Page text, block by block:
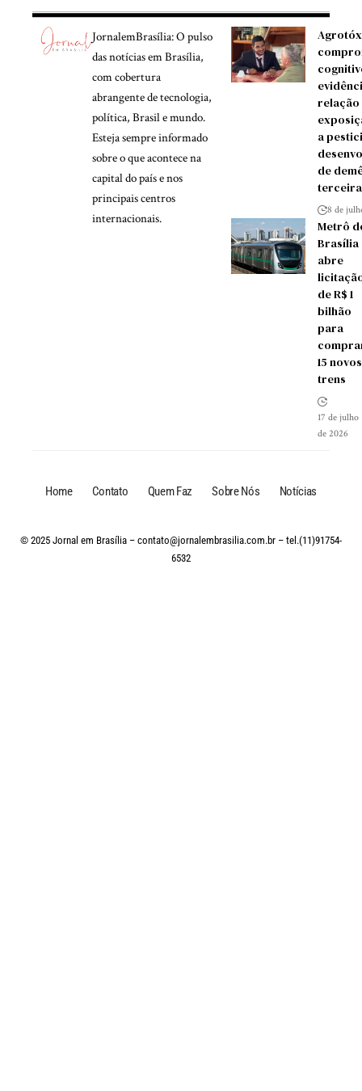
JornalemBrasília: O pulso
das notícias em Brasília,
com cobertura
abrangente de tecnologia,
política, Brasil e mundo.
Esteja sempre informado
sobre o que acontece na
capital do país e nos
principais centros
internacionais.
a
de
8 de
Metrô
Brasília
abre
de R$ 1
bilhão
para
15 novos
trens
17 de julho
de 2026
Home Contato Quem Faz Sobre Nós Notícias
© 2025 Jornal em Brasília – contato@jornalembrasilia.com.br – tel.(11)91754-
6532